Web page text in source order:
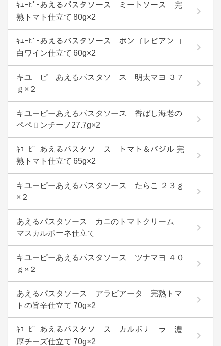
ｷﾕｰﾋﾟｰあえるパスタソース ミートソース 完
熟トマト仕立て 80g×2
ｷﾕｰﾋﾟｰあえるパスタソース ボンゴレビアンコ
白ワイン仕立て 60g×2
キユーピーあえるパスタソース 明太マヨ ３７
ｇ×２
キユーピーあえるパスタソース 香ばし海老の
ペペロンチーノ27.7g×2
ｷﾕｰﾋﾟｰあえるパスタソース トマト＆バジル 完
熟トマト仕立て 65g×2
キユーピーあえるパスタソース たらこ ２３ｇ
×２
あえるパスタソース カニのトマトクリーム
マスカルポーネ仕立て
キユーピーあえるパスタソース ツナマヨ ４０
ｇ×２
あえるパスタソース アラビアータ 完熟トマ
トの旨辛仕立て 70g×2
ｷﾕｰﾋﾟｰあえるパスタソース カルボナーラ 濃
厚チーズ仕立て 70g×2